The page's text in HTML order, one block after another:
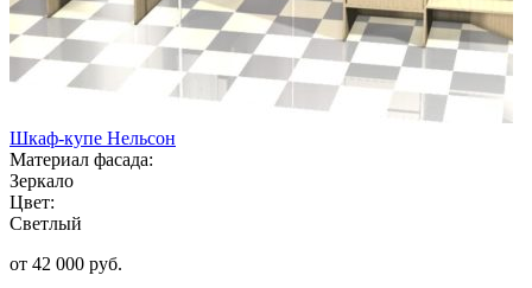
Шкаф-купе Нельсон
Материал фасада:
Зеркало
Цвет:
Светлый
от 42 000 руб.